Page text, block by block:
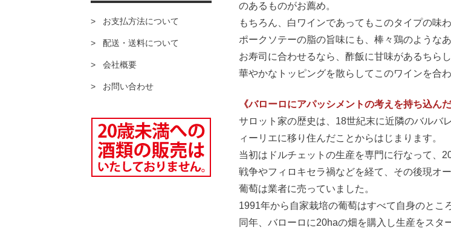
お支払方法について
配送・送料について
会社概要
お問い合わせ
のあるものがお薦め。
もちろん、白ワインであってもこのタイプの味
ポークソテーの脂の旨味にも、棒々鶏のような
お寿司に合わせるなら、酢飯に甘味があるちら
華やかなトッピングを散らしてこのワインを合
《バローロにアパッシメントの考えを持ち込ん
サロット家の歴史は、18世紀末に近隣のバルバ
ィーリエに移り住んだことからはじまります。
当初はドルチェットの生産を専門に行なって、
戦争やフィロキセラ禍などを経て、その後現オ
葡萄は業者に売っていました。
1991年から自家栽培の葡萄はすべて自身のとこ
同年、バローロに20haの畑を購入し生産をスタ